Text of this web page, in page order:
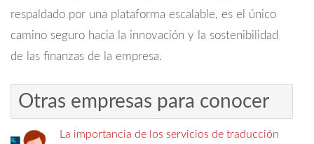
respaldado por una plataforma escalable, es el único
camino seguro hacia la innovación y la sostenibilidad
de las finanzas de la empresa.
Otras empresas para conocer
La importancia de los servicios de traducción